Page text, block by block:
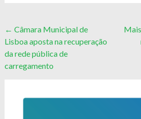
Post
navigation
← Câmara Municipal de
Lisboa aposta na recuperação
da rede pública de
carregamento